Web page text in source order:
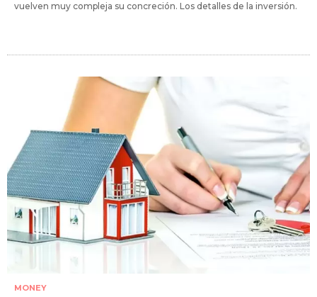
vuelven muy compleja su concreción. Los detalles de la inversión.
MONEY